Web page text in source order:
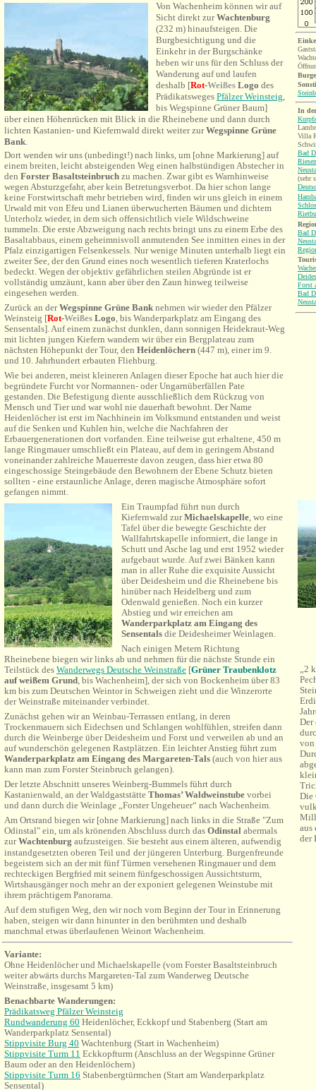
Von Wachenheim können wir auf
Sicht direkt zurWachtenburg
(232 m) hinaufsteigen. Die
Burgbesichtigung und die
Einkehr in der Burgschänke
heben wir uns für den Schluss der
Wanderung auf und laufen
deshalb [Rot-Weißes Logo des
Prädikatsweges Pfälzer Weinsteig,
bis Wegspinne Grüner Baum]
über einen Höhenrücken mit Blick in die Rheinebene und dann durch
lichten Kastanien- und Kiefernwald direkt weiter zurWegspinne Grüne
Bank.
Dort wenden wir uns (unbedingt!) nach links, um [ohne Markierung] auf
einem breiten, leicht absteigenden Weg einen halbstündigen Abstecher in
den Forster Basaltsteinbruch zu machen. Zwar gibt es Warnhinweise
wegen Absturzgefahr, aber kein Betretungsverbot. Da hier schon lange
keine Forstwirtschaft mehr betrieben wird, finden wir uns gleich in einem
Urwald mit von Efeu und Lianen überwucherten Bäumen und dichtem
Unterholz wieder, in dem sich offensichtlich viele Wildschweine
tummeln. Die erste Abzweigung nach rechts bringt uns zu einem Erbe des
Basaltabbaus, einem geheimnisvoll anmutenden See inmitten eines in der
Pfalz einzigartigen Felsenkessels. Nur wenige Minuten unterhalb liegt ein
zweiter See, der den Grund eines noch wesentlich tieferen Kraterlochs
bedeckt. Wegen der objektiv gefährlichen steilen Abgründe ist er
vollständig umzäunt, kann aber über den Zaun hinweg teilweise
eingesehen werden.
Zurück an derWegspinne Grüne Bank nehmen wir wieder den Pfälzer
Weinsteig [Rot-Weißes Logo, bis Wanderparkplatz am Eingang des
Sensentals]. Auf einem zunächst dunklen, dann sonnigen Heidekraut-Weg
mit lichten jungen Kiefern wandern wir über ein Bergplateau zum
nächsten Höhepunkt der Tour, den Heidenlöchern (447 m), einer im 9.
und 10. Jahrhundert erbauten Fliehburg.
Wie bei anderen, meist kleineren Anlagen dieser Epoche hat auch hier die
begründete Furcht vor Normannen- oder Ungarnüberfällen Pate
gestanden. Die Befestigung diente ausschließlich dem Rückzug von
Mensch und Tier und war wohl nie dauerhaft bewohnt. Der Name
Heidenlöcher ist erst im Nachhinein im Volksmund entstanden und weist
auf die Senken und Kuhlen hin, welche die Nachfahren der
Erbauergenerationen dort vorfanden. Eine teilweise gut erhaltene, 450 m
lange Ringmauer umschließt ein Plateau, auf dem in geringem Abstand
voneinander zahlreiche Mauerreste davon zeugen, dass hier etwa 80
eingeschossige Steingebäude den Bewohnern der Ebene Schutz bieten
sollten - eine erstaunliche Anlage, deren magische Atmosphäre sofort
gefangen nimmt.
Ein Traumpfad führt nun durch
Kiefernwald zurMichaelskapelle, wo eine
Tafel über die bewegte Geschichte der
Wallfahrtskapelle informiert, die lange in
Schutt und Asche lag und erst 1952 wieder
aufgebaut wurde. Auf zwei Bänken kann
man in aller Ruhe die exquisite Aussicht
über Deidesheim und die Rheinebene bis
hinüber nach Heidelberg und zum
Odenwald genießen. Noch ein kurzer
Abstieg und wir erreichen am
Wanderparkplatz am Eingang des
Sensentals die Deidesheimer Weinlagen.
Nach einigen Metern Richtung
Rheinebene biegen wir links ab und nehmen für die nächste Stunde ein
Teilstück des Wanderwegs Deutsche Weinstraße [Grüner Traubenklotz
auf weißem Grund, bis Wachenheim], der sich von Bockenheim über 83
km bis zum Deutschen Weintor in Schweigen zieht und die Winzerorte
der Weinstraße miteinander verbindet.
Zunächst gehen wir an Weinbau-Terrassen entlang, in deren
Trockenmauern sich Eidechsen und Schlangen wohlfühlen, streifen dann
durch die Weinberge über Deidesheim und Forst und verweilen ab und an
auf wunderschön gelegenen Rastplätzen. Ein leichter Anstieg führt zum
Wanderparkplatz am Eingang des Margareten-Tals (auch von hier aus
kann man zum Forster Steinbruch gelangen).
Der letzte Abschnitt unseres Weinberg-Bummels führt durch
Kastanienwald, an der Waldgaststätte Thomas’ Waldweinstube vorbei
und dann durch die Weinlage „Forster Ungeheuer“ nach Wachenheim.
Am Ortsrand biegen wir [ohne Markierung] nach links in die Straße "Zum
Odinstal" ein, um als krönenden Abschluss durch das Odinstal abermals
zurWachtenburg aufzusteigen. Sie besteht aus einem älteren, aufwendig
instandgesetzten oberen Teil und der jüngeren Unterburg. Burgenfreunde
begeistern sich an der mit fünf Türmen versehenen Ringmauer und dem
rechteckigen Bergfried mit seinem fünfgeschossigen Aussichtsturm,
Wirtshausgänger noch mehr an der exponiert gelegenen Weinstube mit
ihrem prächtigem Panorama.
Auf dem stufigen Weg, den wir noch vom Beginn der Tour in Erinnerung
haben, steigen wir dann hinunter in den berühmten und deshalb
manchmal etwas überlaufenen Weinort Wachenheim.
Variante:
Ohne Heidenlöcher und Michaelskapelle (vom Forster Basaltsteinbruch
weiter abwärts durchs Margareten-Tal zum Wanderweg Deutsche
Weinstraße, insgesamt 5 km)
Benachbarte Wanderungen:
Prädikatsweg Pfälzer Weinsteig
Rundwanderung 60 Heidenlöcher, Eckkopf und Stabenberg (Start am
Wanderparkplatz Sensental)
Stippvisite Burg 40 Wachtenburg (Start in Wachenheim)
Stippvisite Turm 11 Eckkopfturm (Anschluss an der Wegspinne Grüner
Baum oder an den Heidenlöchern)
Stippvisite Turm 16 Stabenbergtürmchen (Start am Wanderparkplatz
Sensental)
In
Villa
Bad
(sehr
Bad
Forst
Bad
„2
Der
von
Die
aus
der